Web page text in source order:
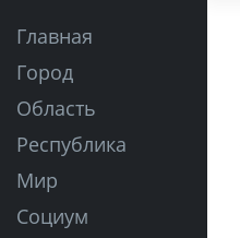
Главная
Город
Область
Республика
Мир
Социум